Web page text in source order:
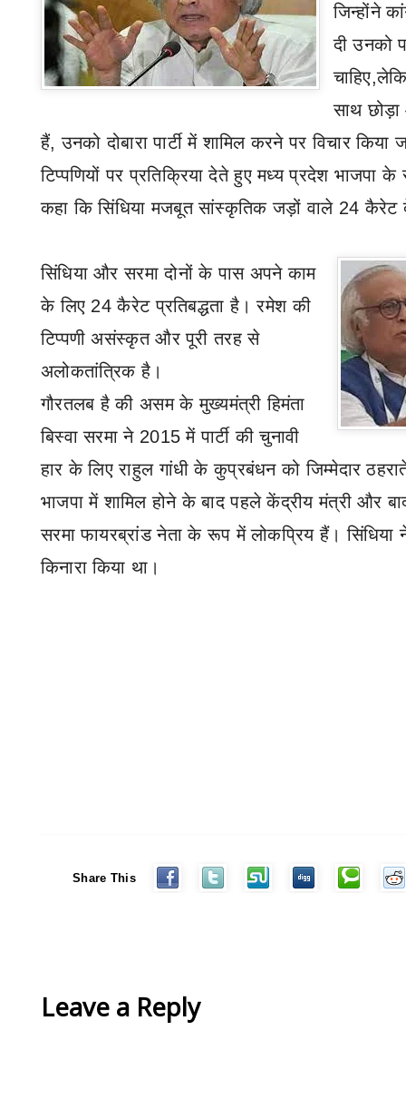
जिन्होंने
दी उनको
चाहिए,
साथ छोड़ा
हैं,उनको दोबारा पार्टी में शामिल करने पर विचार
टिप्पणियों पर प्रतिक्रिया देते हुए मध्य प्रदेश भाजपा
कहा कि सिंधिया मजबूत सांस्कृतिक जड़ों वाले 24
सिंधिया और सरमा दोनों के पास अपने काम
के लिए 24 कैरेट प्रतिबद्धता है। रमेश की
टिप्पणी असंस्कृत और पूरी तरह से
अलोकतांत्रिक है।
गौरतलबहै की असम के मुख्यमंत्री हिमंता
बिस्वा सरमा ने 2015 में पार्टी की चुनावी
हार के लिए राहुल गांधी के कुप्रबंधन को जिम्मेदार
भाजपा में शामिल होने के बाद पहले केंद्रीय मंत्री और
सरमा फायरब्रांड नेता के रूप में लोकप्रिय हैं।
किनारा किया था।
Share This
Leave a Reply